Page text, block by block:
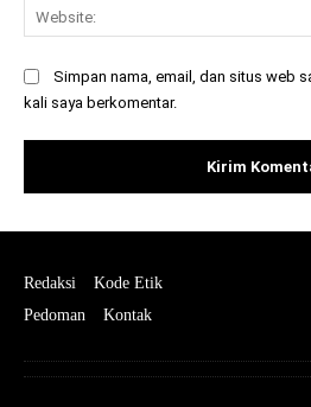
Simpan nama, email, dan situs web
kali saya berkomentar.
Redaksi
Kode Etik
Pedoman
Kontak